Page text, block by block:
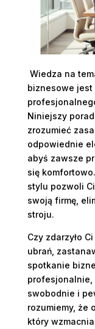
Wiedza na
biznesowe
Niniejszy
zrozumieć
odpowiednie
abyś zawsze
się
stylu pozwoli
swoją firmę,
stroju.
Czy zdarzyło
ubrań,
spotkanie
profesjonalnie,
swobodnie i
rozumiemy, że
który